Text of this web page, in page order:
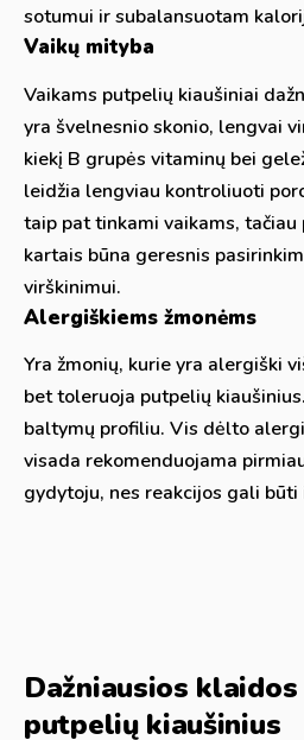
sotumui ir subalansuotam
Vaikų mityba
Vaikams putpelių kiaušiniai
yra švelnesnio skonio, lengvai
kiekį B grupės vitaminų bei
leidžia lengviau kontroliuoti
taip pat tinkami vaikams,
kartais būna geresnis
virškinimui.
Alergiškiems žmonėms
Yra žmonių, kurie yra alergiški
bet toleruoja putpelių
baltymų profiliu. Vis dėlto
visada rekomenduojama
gydytoju, nes reakcijos gali
Dažniausios
putpelių kiaušinius